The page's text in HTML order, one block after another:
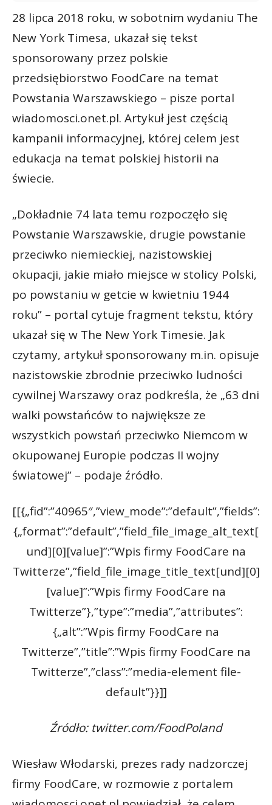
28 lipca 2018 roku, w sobotnim wydaniu The
New York Timesa, ukazał się tekst
sponsorowany przez polskie
przedsiębiorstwo FoodCare na temat
Powstania Warszawskiego – pisze portal
wiadomosci.onet.pl. Artykuł jest częścią
kampanii informacyjnej, której celem jest
edukacja na temat polskiej historii na
świecie.
„Dokładnie 74 lata temu rozpoczęło się
Powstanie Warszawskie, drugie powstanie
przeciwko niemieckiej, nazistowskiej
okupacji, jakie miało miejsce w stolicy Polski,
po powstaniu w getcie w kwietniu 1944
roku” – portal cytuje fragment tekstu, który
ukazał się w The New York Timesie. Jak
czytamy, artykuł sponsorowany m.in. opisuje
nazistowskie zbrodnie przeciwko ludności
cywilnej Warszawy oraz podkreśla, że „63 dni
walki powstańców to największe ze
wszystkich powstań przeciwko Niemcom w
okupowanej Europie podczas II wojny
światowej” – podaje źródło.
[[{„fid”:”40965″,”view_mode”:”default”,”fields”:
{„format”:”default”,”field_file_image_alt_text[
und][0][value]”:”Wpis firmy FoodCare na
Twitterze”,”field_file_image_title_text[und][0]
[value]”:”Wpis firmy FoodCare na
Twitterze”},”type”:”media”,”attributes”:
{„alt”:”Wpis firmy FoodCare na
Twitterze”,”title”:”Wpis firmy FoodCare na
Twitterze”,”class”:”media-element file-
default”}}]]
Źródło: twitter.com/FoodPoland
Wiesław Włodarski, prezes rady nadzorczej
firmy FoodCare, w rozmowie z portalem